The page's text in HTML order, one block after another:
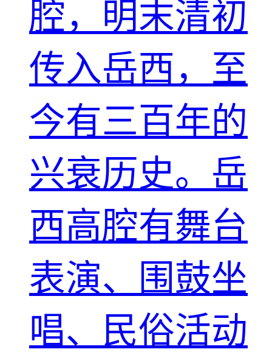
腔，明末清初
传入岳西，至
今有三百年的
兴衰历史。岳
西高腔有舞台
表演、围鼓坐
唱、民俗活动